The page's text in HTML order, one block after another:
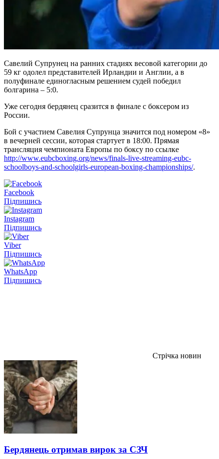
Савелий Супрунец на ранних стадиях весовой категории до
59 кг одолел представителей Ирландии и Англии, а в
полуфинале единогласным решением судей победил
болгарина – 5:0.
Уже сегодня бердянец сразится в финале с боксером из
России.
Бой с участием Савелия Супрунца значится под номером «8»
в вечерней сессии, которая стартует в 18:00. Прямая
трансляция чемпионата Европы по боксу по ссылке
http://www.eubcboxing.org/news/finals-live-streaming-eubc-
schoolboys-and-schoolgirls-european-boxing-championships/.
Facebook
Підпишись
Instagram
Підпишись
Viber
Підпишись
WhatsApp
Підпишись
Стрічка новин
Бердянець отримав вирок за СЗЧ